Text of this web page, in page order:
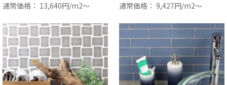
通常価格： 13,640円/m2〜 通常価格： 9,427円/m2〜